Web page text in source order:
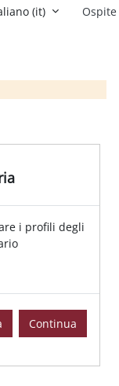
‎(it)‎ Ospite
i profili degli
Continua